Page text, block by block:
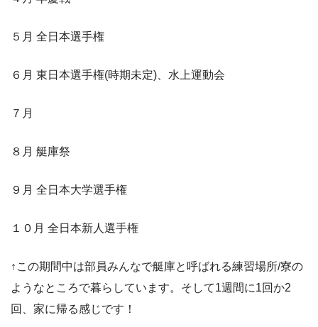
５月 全日本選手権
６月 東日本選手権(時期未定)、水上運動会
７月
８月 艇庫祭
９月 全日本大学選手権
１０月 全日本新人選手権
↑この期間中は部員みんなで艇庫と呼ばれる練習場所/寮の
ようなところで暮らしています。そして1週間に1回か2
回、家に帰る感じです！